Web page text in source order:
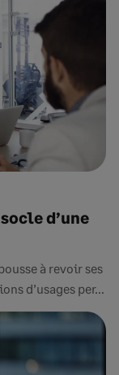
d’une
à revoir ses
d’usages per...